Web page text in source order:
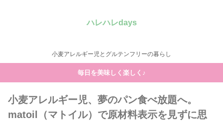
ハレハレdays
小麦アレルギー児とグルテンフリーの暮らし
毎日を美味しく楽しく♪
小麦アレルギー児、夢のパン食べ放題へ。
matoil（マトイル）で原材料表示を見ずに思